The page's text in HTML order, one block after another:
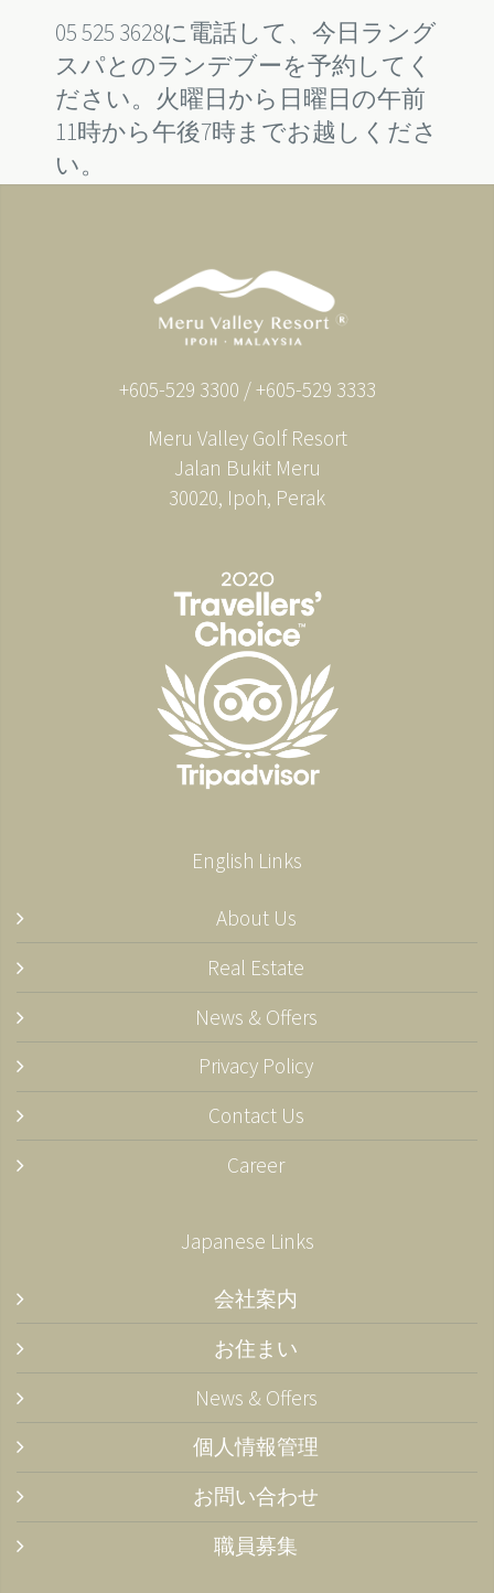
05 525 3628に電話して、今日ラング
スパとのランデブーを予約してく
ださい。火曜日から日曜日の午前
11時から午後7時までお越しくださ
い。
+605-529 3300 / +605-529 3333
Meru Valley Golf Resort
Jalan Bukit Meru
30020, Ipoh, Perak
English Links
About Us
Real Estate
News & Offers
Privacy Policy
Contact Us
Career
Japanese Links
会社案内
お住まい
News & Offers
個人情報管理
お問い合わせ
職員募集